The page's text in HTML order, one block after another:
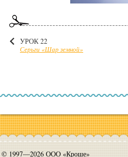
УРОК 22
Серьги «Шар земной»
© 1997—2026 ООО «Кроше»